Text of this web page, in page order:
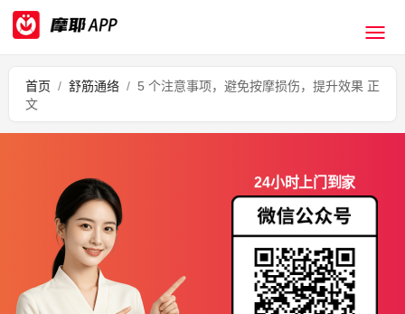
首页 / 舒筋通络 / 5 个注意事项，避免按摩损伤，提升效果​ 正
文
24小时上门到家